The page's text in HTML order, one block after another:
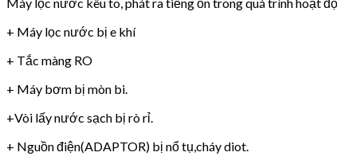
+ Máy lọc nước bị e khí
+ Tắc màng RO
+ Máy bơm bị mòn bi.
+Vòi lấy nước sạch bị rò rỉ.
+ Nguồn điện(ADAPTOR) bị nổ tụ,cháy diot.